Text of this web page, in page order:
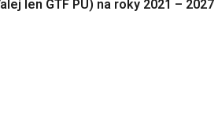
len GTF PU) na roky 2021 –